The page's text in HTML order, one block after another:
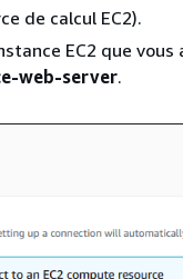
de calcul EC2).
EC2 que vous
web-server.